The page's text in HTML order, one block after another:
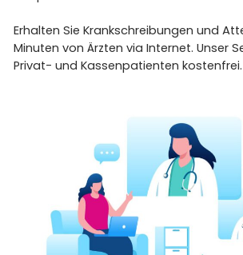
Erhalten Sie Krankschreibungen und
Minuten von Ärzten via Internet. Unser
Privat- und Kassenpatienten kostenfrei.